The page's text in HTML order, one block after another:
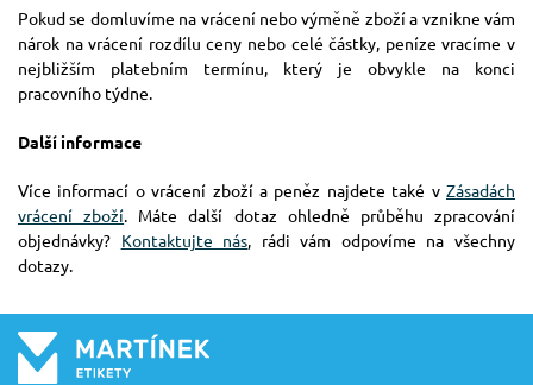
Pokud se domluvíme na vrácení nebo výměně zboží a vznikne vám
nárok na vrácení rozdílu ceny nebo celé částky, peníze vracíme v
nejbližším platebním termínu, který je obvykle na konci
pracovního týdne.
Další informace
Více informací o vrácení zboží a peněz najdete také v Zásadách
vrácení zboží. Máte další dotaz ohledně průběhu zpracování
objednávky? Kontaktujte nás, rádi vám odpovíme na všechny
dotazy.